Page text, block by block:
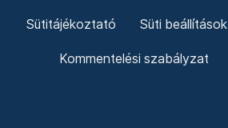
Sütitájékoztató Süti beállítások
Kommentelési szabályzat